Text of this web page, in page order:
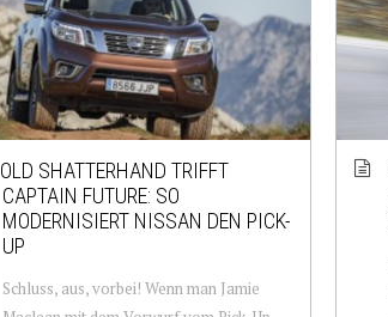
OLD SHATTERHAND TRIFFT
CAPTAIN FUTURE: SO
MODERNISIERT NISSAN DEN PICK-
UP
Schluss, aus, vorbei! Wenn man Jamie